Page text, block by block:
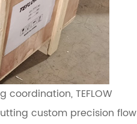
TEFLOW
custom precision flow